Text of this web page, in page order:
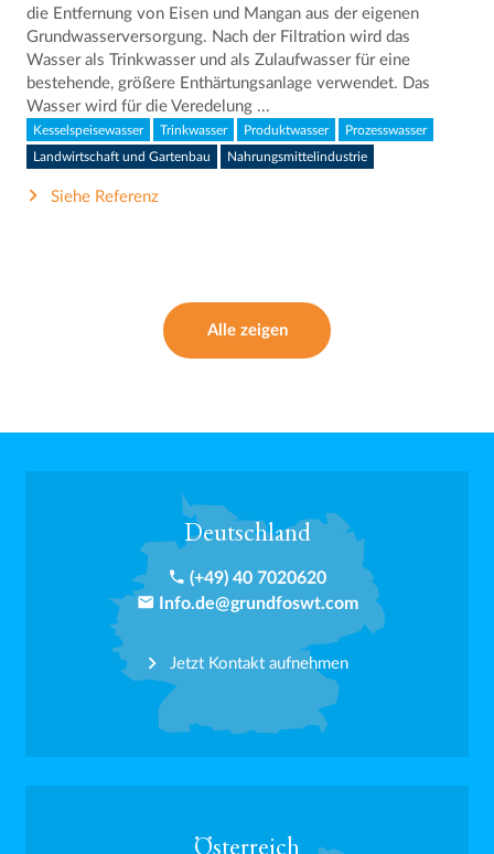
die Entfernung von Eisen und Mangan aus der eigenen
Grundwasserversorgung. Nach der Filtration wird das
Wasser als Trinkwasser und als Zulaufwasser für eine
bestehende, größere Enthärtungsanlage verwendet. Das
Wasser wird für die Veredelung ...
Kesselspeisewasser Trinkwasser Produktwasser Prozesswasser
Landwirtschaft und Gartenbau Nahrungsmittelindustrie
Siehe Referenz
Alle zeigen
Deutschland
phone (+49) 40 7020620
email
Info.de@grundfoswt.com
Jetzt Kontakt aufnehmen
Österreich